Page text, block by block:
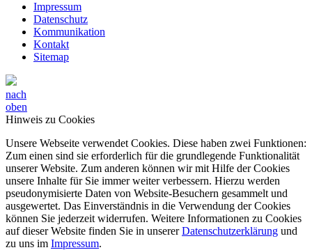
Impressum
Datenschutz
Kommunikation
Kontakt
Sitemap
nach
oben
Hinweis zu Cookies
Unsere Webseite verwendet Cookies. Diese haben zwei Funktionen:
Zum einen sind sie erforderlich für die grundlegende Funktionalität
unserer Website. Zum anderen können wir mit Hilfe der Cookies
unsere Inhalte für Sie immer weiter verbessern. Hierzu werden
pseudonymisierte Daten von Website-Besuchern gesammelt und
ausgewertet. Das Einverständnis in die Verwendung der Cookies
können Sie jederzeit widerrufen. Weitere Informationen zu Cookies
auf dieser Website finden Sie in unsererDatenschutzerklärung und
zu uns im Impressum.